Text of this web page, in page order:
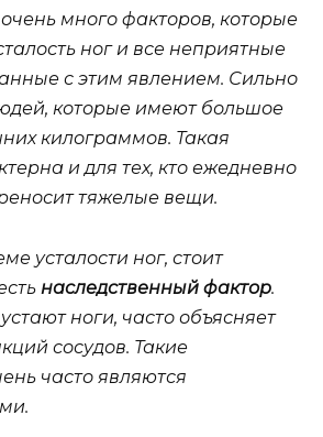
много факторов, которые
ног и все неприятные
с этим явлением. Сильно
которые имеют большое
килограммов. Такая
и для тех, кто ежедневно
тяжелые вещи.
усталости ног, стоит
наследственный фактор.
ноги, часто объясняет
сосудов. Такие
часто являются